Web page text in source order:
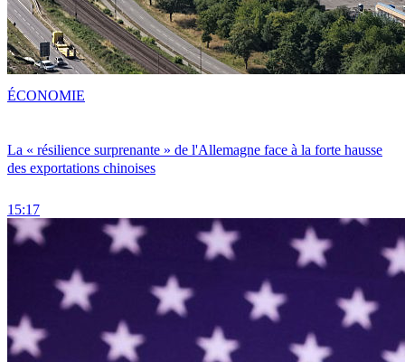
La « résilience surprenante » de l'Allemagne face à la forte hausse
des exportations chinoises
15:17
ÉCONOMIE